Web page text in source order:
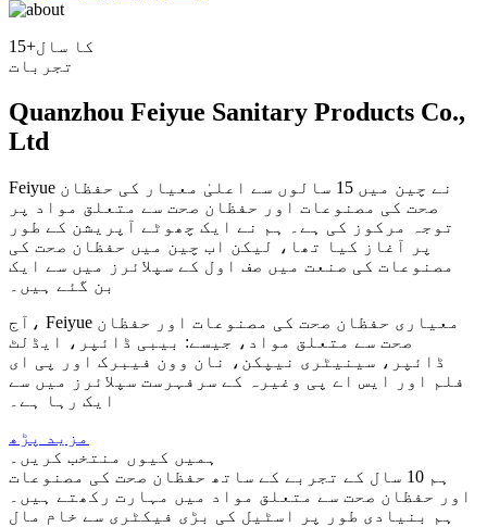
15+کا سال
تجربات
Quanzhou Feiyue Sanitary Products Co.,
Ltd
Feiyue نے چین میں 15 سالوں سے اعلیٰ معیار کی حفظان
صحت کی مصنوعات اور حفظان صحت سے متعلق مواد پر
توجہ مرکوز کی ہے۔ ہم نے ایک چھوٹے آپریشن کے طور
پر آغاز کیا تھا، لیکن اب چین میں حفظان صحت کی
مصنوعات کی صنعت میں صف اول کے سپلائرز میں سے ایک
بن گئے ہیں۔
آج، Feiyue معیاری حفظان صحت کی مصنوعات اور حفظان
صحت سے متعلق مواد، جیسے: بیبی ڈائپر، ایڈلٹ
ڈائپر، سینیٹری نیپکن، نان وون فیبرک اور پی ای
فلم اور ایس اے پی وغیرہ کے سرفہرست سپلائرز میں سے
ایک رہا ہے۔
مزید پڑھ
ہمیں کیوں منتخب کریں۔
ہم 10 سال کے تجربے کے ساتھ حفظان صحت کی مصنوعات
اور حفظان صحت سے متعلق مواد میں مہارت رکھتے ہیں۔
ہم بنیادی طور پر اسٹیل کی بڑی فیکٹری سے خام مال